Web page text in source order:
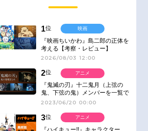
1位
『映画ちいかわ』島二郎の正体を
考える【考察・レビュー】
2026/08/03 12:00
映画
2位
『鬼滅の刃』十二鬼月（上弦の
鬼、下弦の鬼）メンバーを一覧で
紹介＆解説（登場鬼の情報まと
2023/06/20 00:00
アニメ
3位
『ハイキュー!!』キャラクター
アニメ